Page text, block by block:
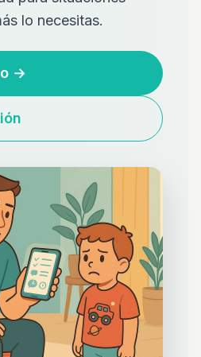
lo necesitas.
→